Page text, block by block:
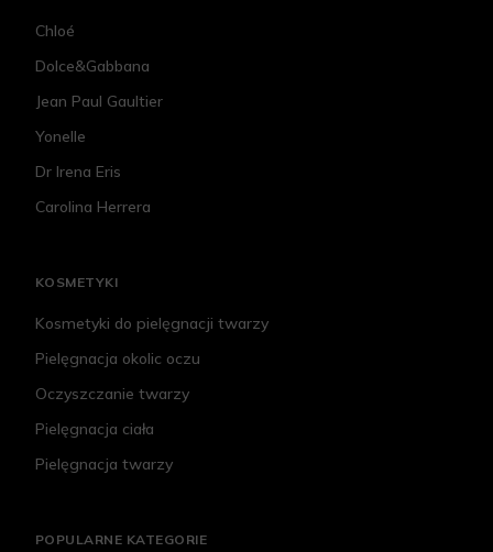
Chloé
Dolce&Gabbana
Jean Paul Gaultier
Yonelle
Dr Irena Eris
Carolina Herrera
KOSMETYKI
Kosmetyki do pielęgnacji twarzy
Pielęgnacja okolic oczu
Oczyszczanie twarzy
Pielęgnacja ciała
Pielęgnacja twarzy
POPULARNE KATEGORIE